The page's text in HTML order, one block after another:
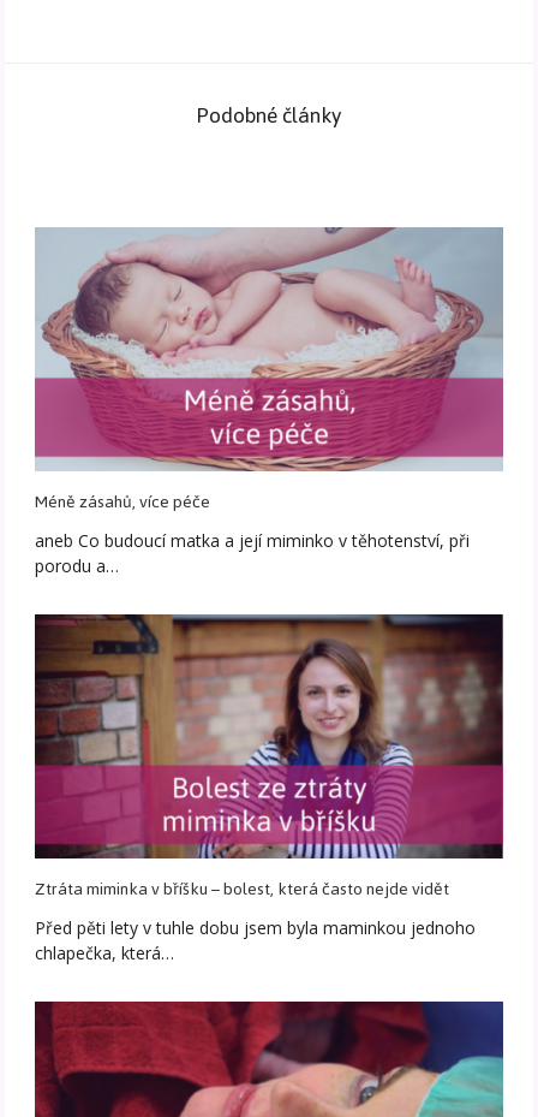
Podobné články
Méně zásahů, více péče
aneb Co budoucí matka a její miminko v těhotenství, při
porodu a…
Ztráta miminka v bříšku – bolest, která často nejde vidět
Před pěti lety v tuhle dobu jsem byla maminkou jednoho
chlapečka, která…